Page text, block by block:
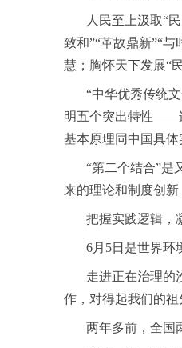
人民至上汲取“民
致和”“革故鼎新”“
慧；胸怀天下发展“
“中华优秀传统文
明五个突出特性——
基本原理同中国具
“第二个结合”是又
来的理论和制度创
把握实践逻辑，
6月5日是世界环境
走进正在治理的沙
作，对得起我们的祖
两年多前，全国两